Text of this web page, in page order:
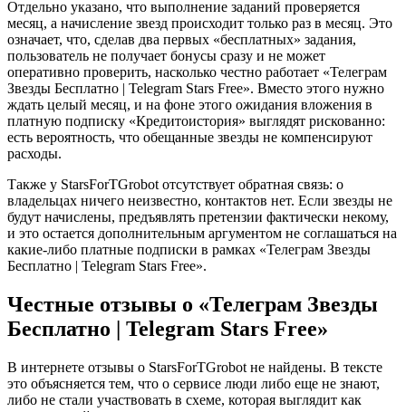
Отдельно указано, что выполнение заданий проверяется
месяц, а начисление звезд происходит только раз в месяц. Это
означает, что, сделав два первых «бесплатных» задания,
пользователь не получает бонусы сразу и не может
оперативно проверить, насколько честно работает «Телеграм
Звезды Бесплатно | Telegram Stars Free». Вместо этого нужно
ждать целый месяц, и на фоне этого ожидания вложения в
платную подписку «Кредитоистория» выглядят рискованно:
есть вероятность, что обещанные звезды не компенсируют
расходы.
Также у StarsForTGrobot отсутствует обратная связь: о
владельцах ничего неизвестно, контактов нет. Если звезды не
будут начислены, предъявлять претензии фактически некому,
и это остается дополнительным аргументом не соглашаться на
какие-либо платные подписки в рамках «Телеграм Звезды
Бесплатно | Telegram Stars Free».
Честные отзывы о «Телеграм Звезды
Бесплатно | Telegram Stars Free»
В интернете отзывы о StarsForTGrobot не найдены. В тексте
это объясняется тем, что о сервисе люди либо еще не знают,
либо не стали участвовать в схеме, которая выглядит как